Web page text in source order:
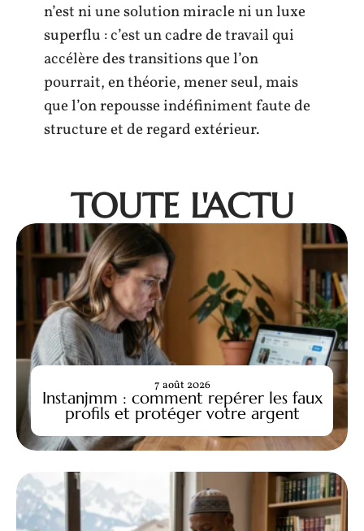
n’est ni une solution miracle ni un luxe
superflu : c’est un cadre de travail qui
accélère des transitions que l’on
pourrait, en théorie, mener seul, mais
que l’on repousse indéfiniment faute de
structure et de regard extérieur.
TOUTE L'ACTU
Instanjmm : comment repérer les faux
profils et protéger votre argent
7 août 2026